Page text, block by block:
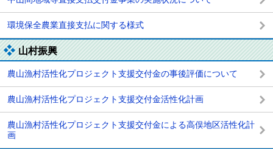
環境保全農業直接支払に関する様式
山村振興
農山漁村活性化プロジェクト支援交付金の事後評価について
農山漁村活性化プロジェクト支援交付金活性化計画
農山漁村活性化プロジェクト支援交付金による高俣地区活性化計
画